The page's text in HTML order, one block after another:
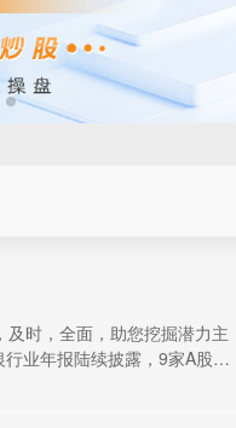
时，全面，助您挖掘潜力主
业年报陆续披露，9家A股上